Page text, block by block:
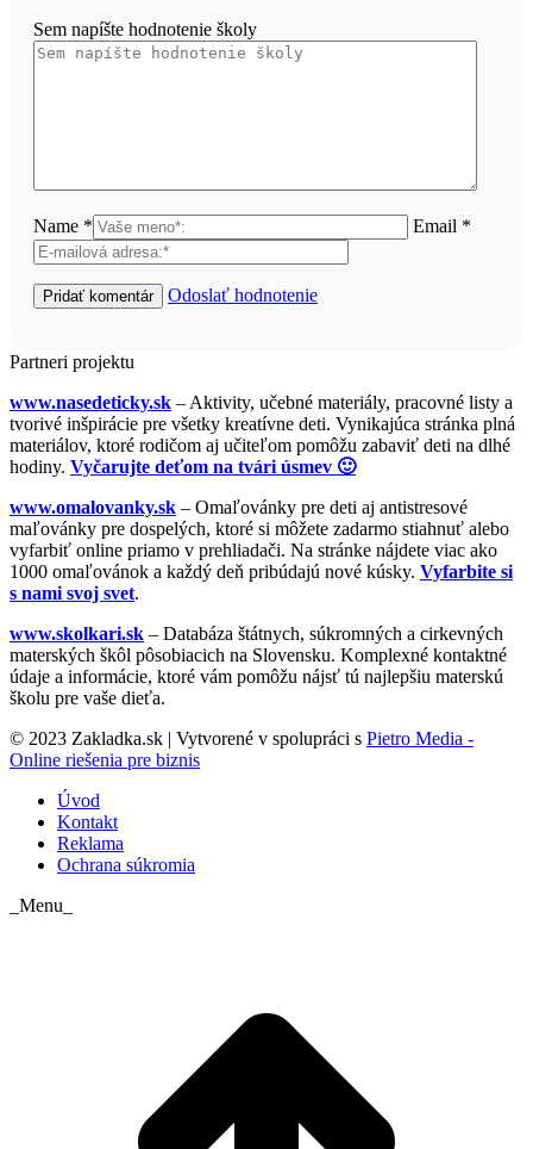
Sem napíšte hodnotenie školy
Name * Email *
Odoslať hodnotenie
Partneri projektu
www.nasedeticky.sk – Aktivity, učebné materiály, pracovné listy a
tvorivé inšpirácie pre všetky kreatívne deti. Vynikajúca stránka plná
materiálov, ktoré rodičom aj učiteľom pomôžu zabaviť deti na dlhé
hodiny. Vyčarujte deťom na tvári úsmev 🙂
www.omalovanky.sk – Omaľovánky pre deti aj antistresové
maľovánky pre dospelých, ktoré si môžete zadarmo stiahnuť alebo
vyfarbiť online priamo v prehliadači. Na stránke nájdete viac ako
1000 omaľovánok a každý deň pribúdajú nové kúsky. Vyfarbite si
s nami svoj svet.
www.skolkari.sk – Databáza štátnych, súkromných a cirkevných
materských škôl pôsobiacich na Slovensku. Komplexné kontaktné
údaje a informácie, ktoré vám pomôžu nájsť tú najlepšiu materskú
školu pre vaše dieťa.
© 2023 Zakladka.sk | Vytvorené v spolupráci s Pietro Media -
Online riešenia pre biznis
Úvod
Kontakt
Reklama
Ochrana súkromia
_Menu_